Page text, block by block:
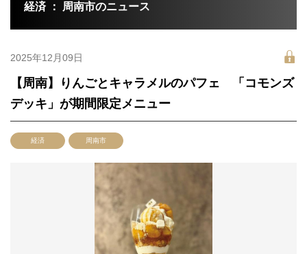
経済 ： 周南市のニュース
2025年12月09日
【周南】りんごとキャラメルのパフェ 「コモンズ
デッキ」が期間限定メニュー
経済 周南市